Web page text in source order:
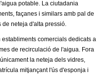
potable. La ciutadania
façanes i similars amb pal de
neteja d'alta pressió.
comercials dedicats a
de recirculació de l'aigua. Fora
la neteja dels vidres,
mitjançant l'ús d'esponja i